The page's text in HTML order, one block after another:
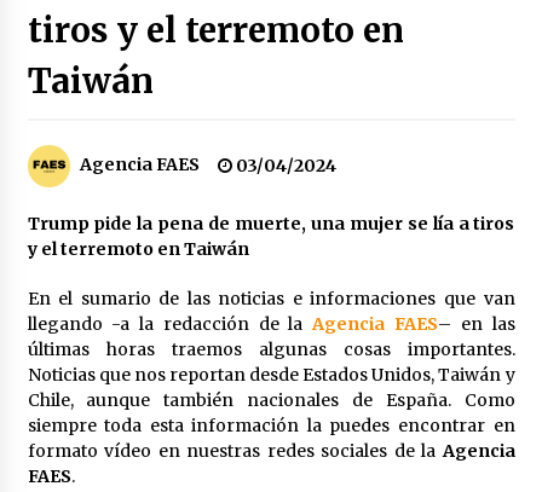
Los socios de Gobierno contra la Ley de
vivienda de Pedro Sánchez
Nacional por sus vínculos con Nicolás Maduro
Las charos se manifiestan en Ferraz para
28/04/2024
Irene Montero habla de su sexualidad con
Abascal y Zapatero defiende la inmigración
masiva
27/04/2024
tiros y el terremoto en
Taiwán
Agencia FAES 03/04/2024
Trump pide la pena de muerte, una mujer se lía a tiros
y el terremoto en Taiwán
En el sumario de las noticias e informaciones que van
llegando -a la redacción de laAgencia FAES– en las
últimas horas traemos algunas cosas importantes.
Noticias que nos reportan desde Estados Unidos, Taiwán y
Chile, aunque también nacionales de España. Como
siempre toda esta información la puedes encontrar en
formato vídeo en nuestras redes sociales de laAgencia
FAES.